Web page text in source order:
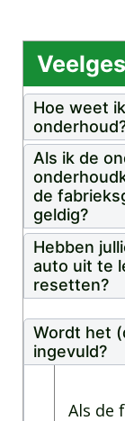
Hoe weet
Als ik de
de
geldig?
Hebben
auto uit te
resetten?
Wordt het
ingevuld?
Als de